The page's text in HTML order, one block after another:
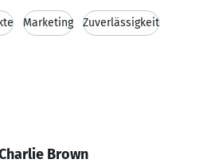
Marketing Zuverlässigkeit
Brown